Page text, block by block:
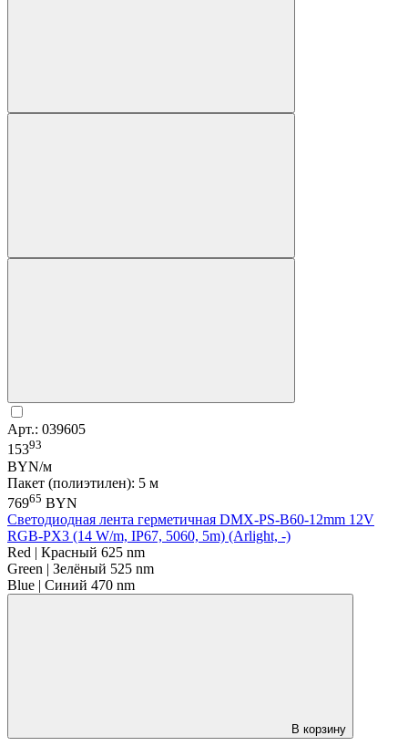
Арт.: 039605
15393
BYN/м
Пакет (полиэтилен): 5 м
76965 BYN
Светодиодная лента герметичная DMX-PS-B60-12mm 12V
RGB-PX3 (14 W/m, IP67, 5060, 5m) (Arlight, -)
Red | Красный 625 nm
Green | Зелёный 525 nm
Blue | Синий 470 nm
В корзину